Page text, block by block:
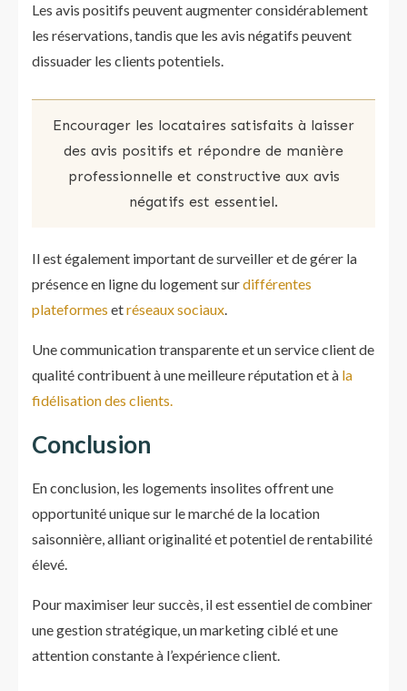
Les avis positifs peuvent augmenter considérablement
les réservations, tandis que les avis négatifs peuvent
dissuader les clients potentiels.
Encourager les locataires satisfaits à laisser
des avis positifs et répondre de manière
professionnelle et constructive aux avis
négatifs est essentiel.
Il est également important de surveiller et de gérer la
présence en ligne du logement surdifférentes
plateformes etréseaux sociaux.
Une communication transparente et un service client de
qualité contribuent à une meilleure réputation et à la
fidélisation des clients.
Conclusion
En conclusion, les logements insolites offrent une
opportunité unique sur le marché de la location
saisonnière, alliant originalité et potentiel de rentabilité
élevé.
Pour maximiser leur succès, il est essentiel de combiner
une gestion stratégique, un marketing ciblé et une
attention constante à l’expérience client.